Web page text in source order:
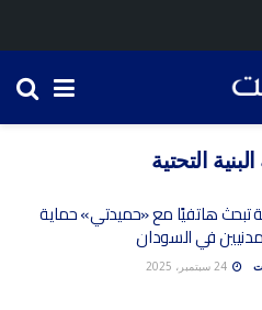
التحتية
تبحث هاتفيًا مع «حميدتي» حماية
في السودان